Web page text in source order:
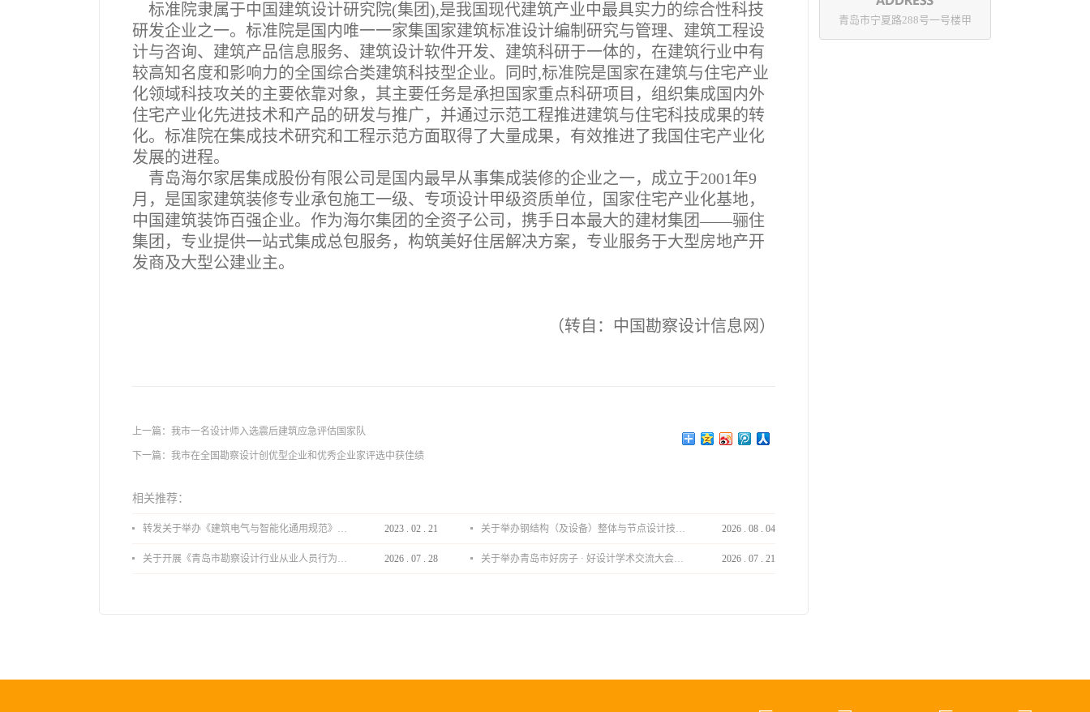
青岛市宁夏路288号一号楼甲
标准院隶属于中国建筑设计研究院(集团),是我国现代建筑产业中最具实力的综合性科技
研发企业之一。标准院是国内唯一一家集国家建筑标准设计编制研究与管理、建筑工程设
计与咨询、建筑产品信息服务、建筑设计软件开发、建筑科研于一体的，在建筑行业中有
较高知名度和影响力的全国综合类建筑科技型企业。同时,标准院是国家在建筑与住宅产业
化领域科技攻关的主要依靠对象，其主要任务是承担国家重点科研项目，组织集成国内外
住宅产业化先进技术和产品的研发与推广，并通过示范工程推进建筑与住宅科技成果的转
化。标准院在集成技术研究和工程示范方面取得了大量成果，有效推进了我国住宅产业化
发展的进程。
青岛海尔家居集成股份有限公司是国内最早从事集成装修的企业之一，成立于2001年9
月，是国家建筑装修专业承包施工一级、专项设计甲级资质单位，国家住宅产业化基地，
中国建筑装饰百强企业。作为海尔集团的全资子公司，携手日本最大的建材集团——骊住
集团，专业提供一站式集成总包服务，构筑美好住居解决方案，专业服务于大型房地产开
发商及大型公建业主。
（转自：中国勘察设计信息网）
上一篇： 我市一名设计师入选震后建筑应急评估国家队
下一篇： 我市在全国勘察设计创优型企业和优秀企业家评选中获佳绩
相关推荐：
转发关于举办《建筑电气与智能化通用规范》 GB55024-2022公益宣贯的通知 2023 . 02 . 21 关于举办钢结构（及设备）整体与节点设计技术分享会的通知 2026 . 08 . 04
关于开展《青岛市勘察设计行业从业人员行为导则》、《青岛市住宅工程设计审查品质提升指引（2026版）》宣贯活动的通知 2026 . 07 . 28 关于举办青岛市好房子 · 好设计学术交流大会的通知 2026 . 07 . 21